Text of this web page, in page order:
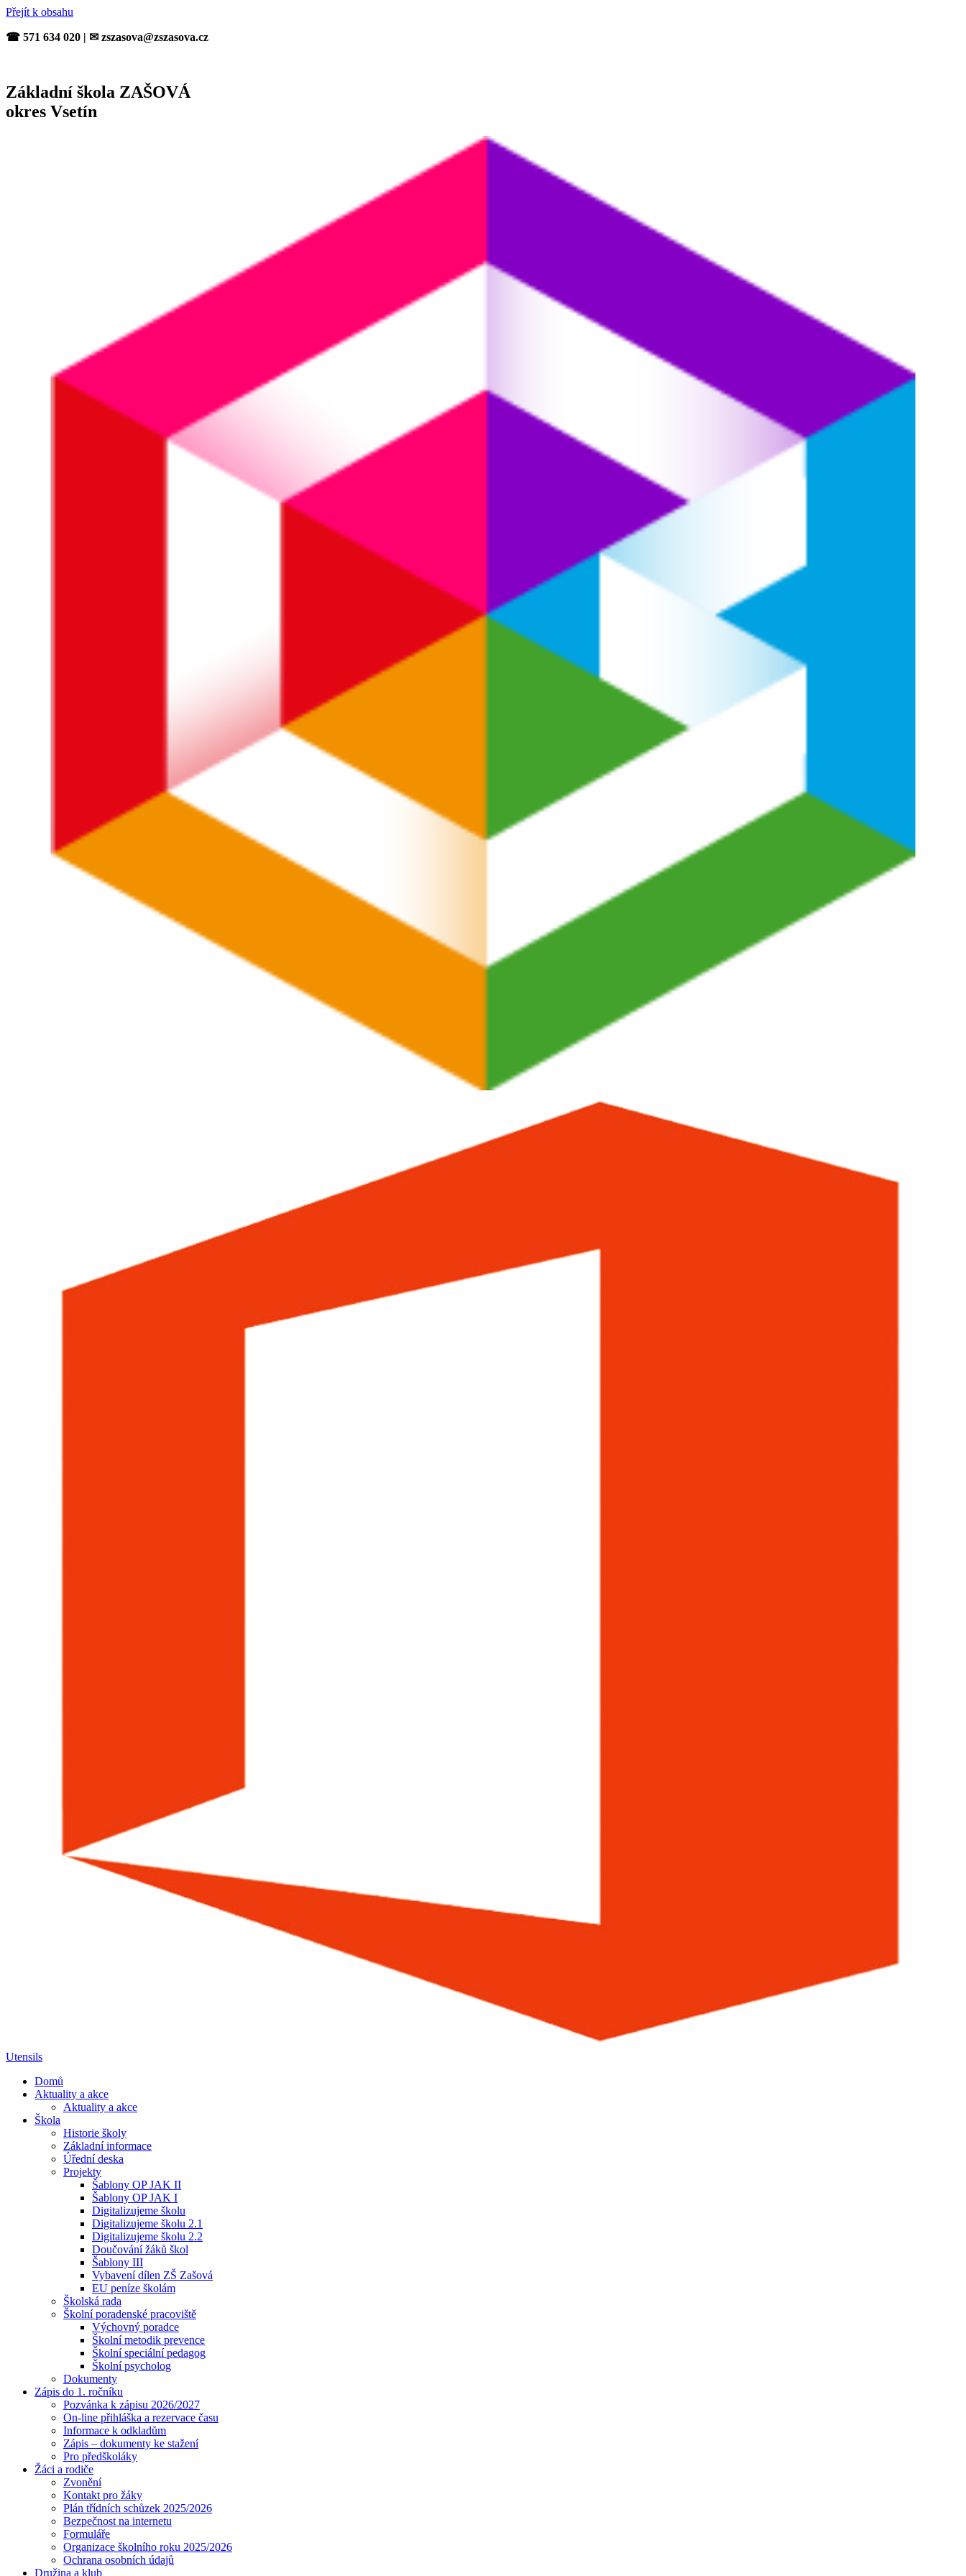
Přejít k obsahu
☎ 571 634 020 | ✉ zszasova@zszasova.cz
Základní škola ZAŠOVÁ
okres Vsetín
Utensils
Domů
Aktuality a akce
Aktuality a akce
Škola
Historie školy
Základní informace
Úřední deska
Projekty
Šablony OP JAK II
Šablony OP JAK I
Digitalizujeme školu
Digitalizujeme školu 2.1
Digitalizujeme školu 2.2
Doučování žáků škol
Šablony III
Vybavení dílen ZŠ Zašová
EU peníze školám
Školská rada
Školní poradenské pracoviště
Výchovný poradce
Školní metodik prevence
Školní speciální pedagog
Školní psycholog
Dokumenty
Zápis do 1. ročníku
Pozvánka k zápisu 2026/2027
On-line přihláška a rezervace času
Informace k odkladům
Zápis – dokumenty ke stažení
Pro předškoláky
Žáci a rodiče
Zvonění
Kontakt pro žáky
Plán třídních schůzek 2025/2026
Bezpečnost na internetu
Formuláře
Organizace školního roku 2025/2026
Ochrana osobních údajů
Družina a klub